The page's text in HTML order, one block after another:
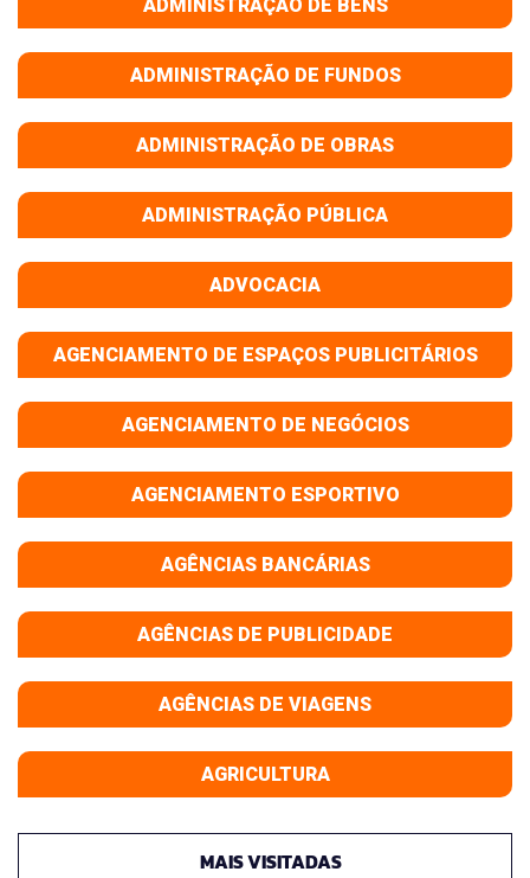
ADMINISTRAÇÃO DE BENS
ADMINISTRAÇÃO DE FUNDOS
ADMINISTRAÇÃO DE OBRAS
ADMINISTRAÇÃO PÚBLICA
ADVOCACIA
AGENCIAMENTO DE ESPAÇOS PUBLICITÁRIOS
AGENCIAMENTO DE NEGÓCIOS
AGENCIAMENTO ESPORTIVO
AGÊNCIAS BANCÁRIAS
AGÊNCIAS DE PUBLICIDADE
AGÊNCIAS DE VIAGENS
AGRICULTURA
MAIS VISITADAS